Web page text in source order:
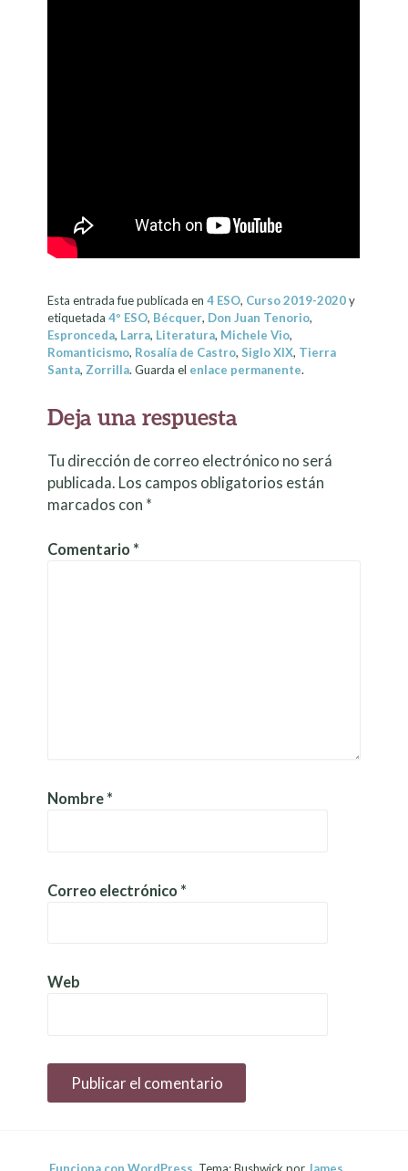
Esta entrada fue publicada en4 ESO, Curso 2019-2020y
etiquetada4º ESO, Bécquer, Don Juan Tenorio,
Espronceda, Larra, Literatura, Michele Vio,
Romanticismo, Rosalía de Castro,Siglo XIX, Tierra
Santa,Zorrilla. Guarda el enlace permanente.
Deja una respuesta
Tu dirección de correo electrónico no será
publicada. Los campos obligatorios están
marcados con *
Comentario *
Nombre *
Correo electrónico *
Web
Funciona con WordPress. Tema: Bushwick por James